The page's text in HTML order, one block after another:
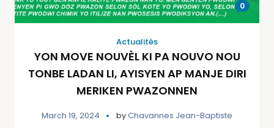
0
Actualités
YON MOVE NOUVÈL KI PA NOUVO NOU
TONBE LADAN LI, AYISYEN AP MANJE DIRI
MERIKEN PWAZONNEN
March 19, 2024 byChavannes Jean-Baptiste